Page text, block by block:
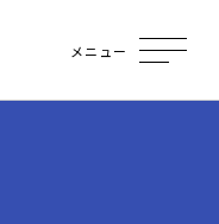
メニュー